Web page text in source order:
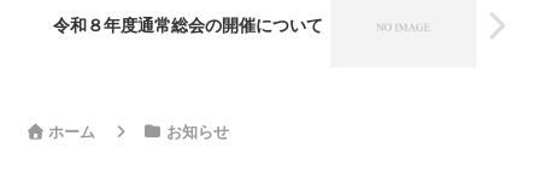
令和８年度通常総会の開催について
ホーム お知らせ